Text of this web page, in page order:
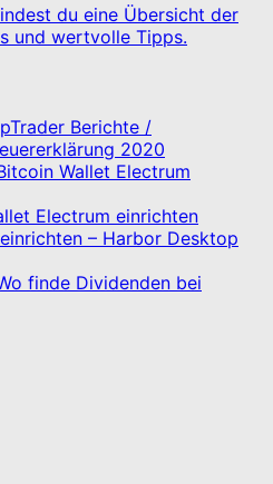
du eine Übersicht der
und wertvolle Tipps.
Berichte /
2020
Wallet Electrum
Electrum einrichten
– Harbor Desktop
finde Dividenden bei